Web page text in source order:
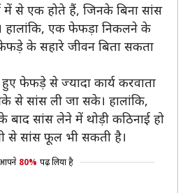
से एक होते हैं, जिनके बिना सांस
हालांकि, एक फेफड़ा निकलने के
के सहारे जीवन बिता सकता
फेफड़े से ज्यादा कार्य करवाता
से सांस ली जा सके। हालांकि,
सांस लेने में थोड़ी कठिनाई हो
से सांस फूल भी सकती है।
80% पढ़ लिया है